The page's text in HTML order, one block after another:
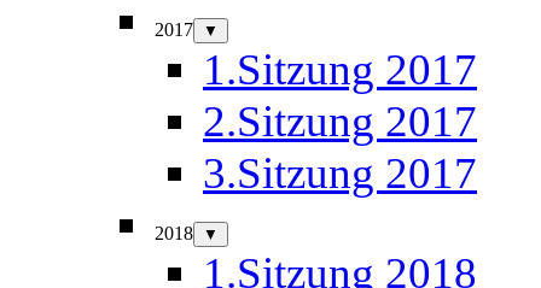
2017 ▼
1.Sitzung 2017
2.Sitzung 2017
3.Sitzung 2017
2018 ▼
1.Sitzung 2018